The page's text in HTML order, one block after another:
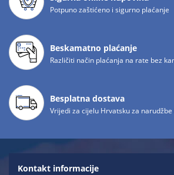
Potpuno zaštićeno i sigurno plaćanje
Beskamatno plaćanje
Različiti način plaćanja na rate bez
Besplatna dostava
Vrijedi za cijelu Hrvatsku za
Kontakt informacije